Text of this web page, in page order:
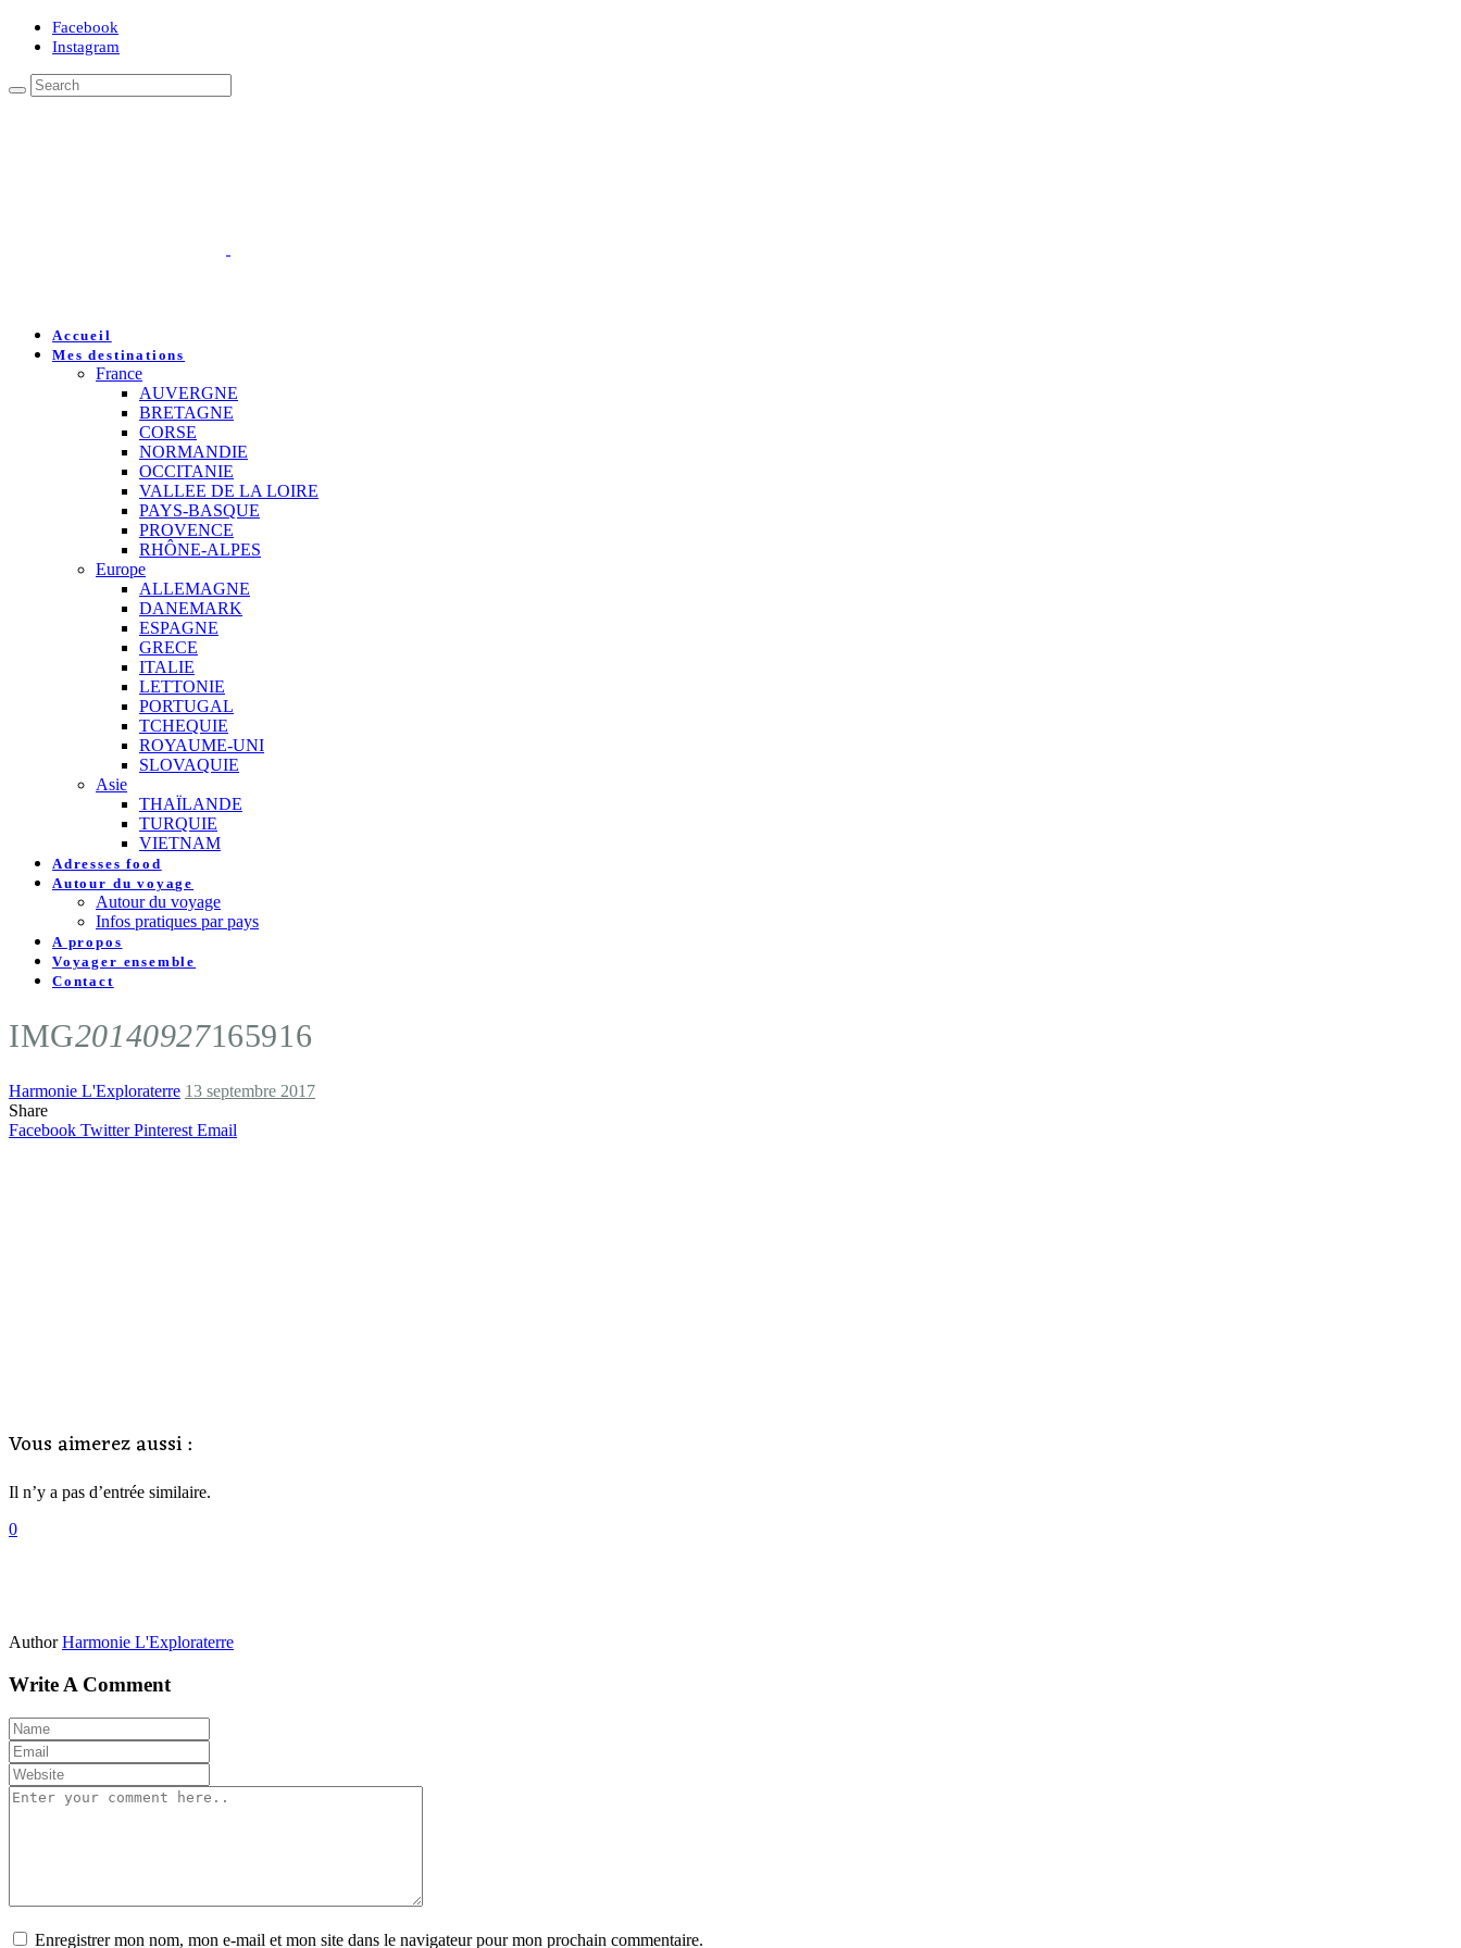
Facebook
Instagram
Accueil
Mes destinations
France
AUVERGNE
BRETAGNE
CORSE
NORMANDIE
OCCITANIE
VALLEE DE LA LOIRE
PAYS-BASQUE
PROVENCE
RHÔNE-ALPES
Europe
ALLEMAGNE
DANEMARK
ESPAGNE
GRECE
ITALIE
LETTONIE
PORTUGAL
TCHEQUIE
ROYAUME-UNI
SLOVAQUIE
Asie
THAÏLANDE
TURQUIE
VIETNAM
Adresses food
Autour du voyage
Autour du voyage
Infos pratiques par pays
A propos
Voyager ensemble
Contact
IMG20140927165916
Harmonie L'Exploraterre 13 septembre 2017
Share
Facebook Twitter Pinterest Email
Vous aimerez aussi :
Il n’y a pas d’entrée similaire.
0
Author Harmonie L'Exploraterre
Write A Comment
Enregistrer mon nom, mon e-mail et mon site dans le navigateur pour mon prochain commentaire.